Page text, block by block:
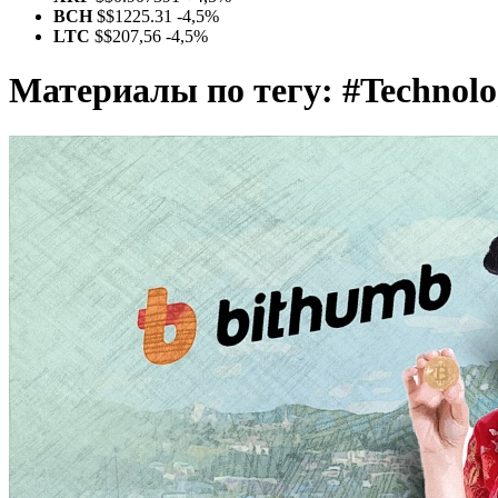
BCH$$1225.31 -4,5%
LTC $$207,56 -4,5%
Материалы по тегу: